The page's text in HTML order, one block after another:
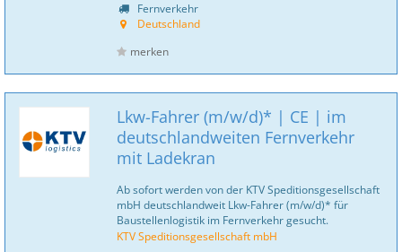
Fernverkehr
Deutschland
merken
Lkw-Fahrer (m/w/d)* | CE | im
deutschlandweiten Fernverkehr
mit Ladekran
Ab sofort werden von der KTV Speditionsgesellschaft
mbH deutschlandweit Lkw-Fahrer (m/w/d)* für
Baustellenlogistik im Fernverkehr gesucht.
KTV Speditionsgesellschaft mbH